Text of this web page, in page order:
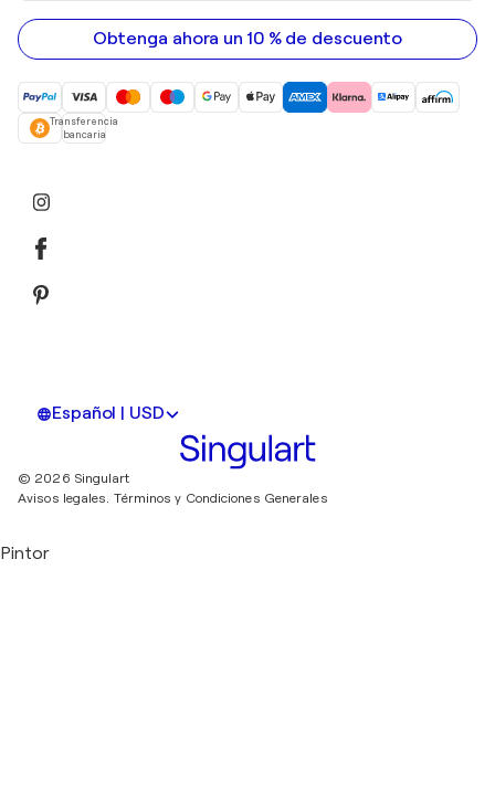
electrónico
Obtenga ahora un 10 % de descuento
Transferencia
bancaria
Español | USD
© 2026 Singulart
Avisos legales. Términos y Condiciones Generales
Pintor